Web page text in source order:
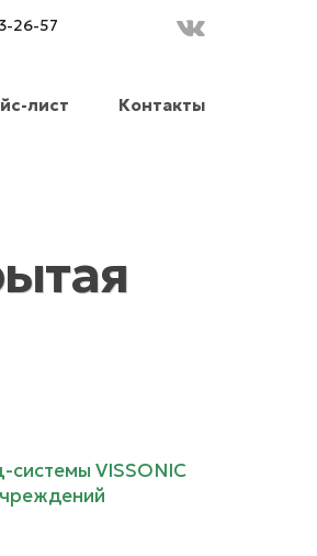
26-57
лист Контакты